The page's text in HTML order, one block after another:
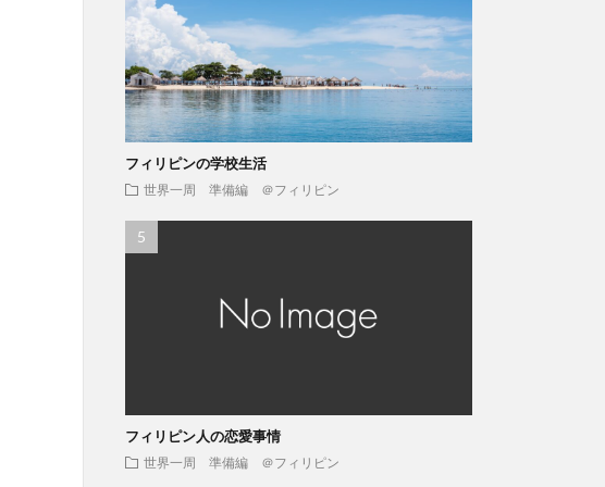
フィリピンの学校生活
世界一周 準備編 ＠フィリピン
フィリピン人の恋愛事情
世界一周 準備編 ＠フィリピン